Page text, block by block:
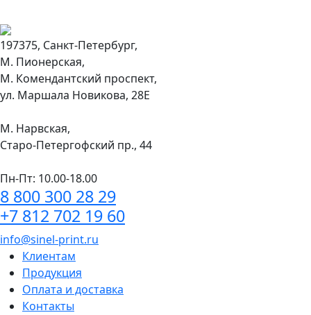
197375, Санкт-Петербург,
М. Пионерская,
М. Комендантский проспект,
ул. Маршала Новикова, 28Е
М. Нарвская,
Старо-Петергофский пр., 44
Пн-Пт: 10.00-18.00
8 800 300 28 29
+7 812 702 19 60
info@sinel-print.ru
Клиентам
Продукция
Оплата и доставка
Контакты